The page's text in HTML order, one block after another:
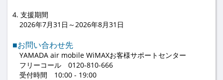
4. 支援期間
2026年7月31日～2026年8月31日
■お問い合わせ先
YAMADA air mobile WiMAXお客様サポートセンター
フリーコール 0120-810-666
受付時間 10:00 - 19:00